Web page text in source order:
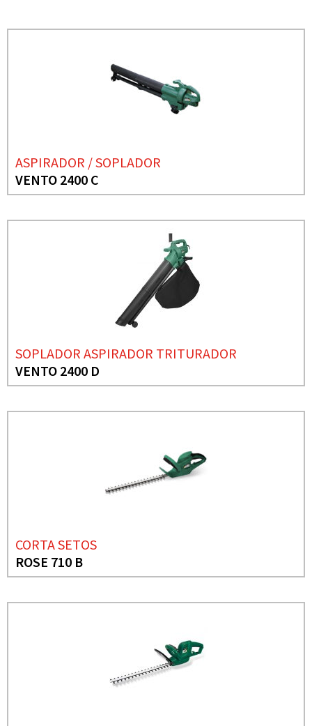
ASPIRADOR / SOPLADOR
VENTO 2400 C
SOPLADOR ASPIRADOR TRITURADOR
VENTO 2400 D
CORTA SETOS
ROSE 710 B